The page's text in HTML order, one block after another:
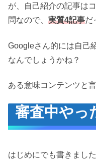
が、自己紹介の記事は
問なので、 実質4記事だ
Googleさん的には自己
なんでしょうかね？
ある意味コンテンツと
審査中やっ
はじめにでも書きまし